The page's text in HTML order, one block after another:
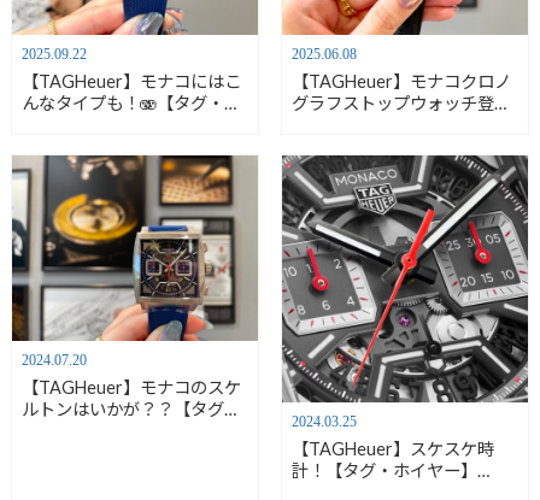
2025.09.22
【TAGHeuer】モナコにはこ
んなタイプも！🫨【タグ・ホ
2025.06.08
【TAGHeuer】モナコクロノ
グラフストップウォッチ登
2024.07.20
【TAGHeuer】モナコのスケ
ルトンはいかが？？【タグ・
2024.03.25
【TAGHeuer】スケスケ時
計！【タグ・ホイヤー】